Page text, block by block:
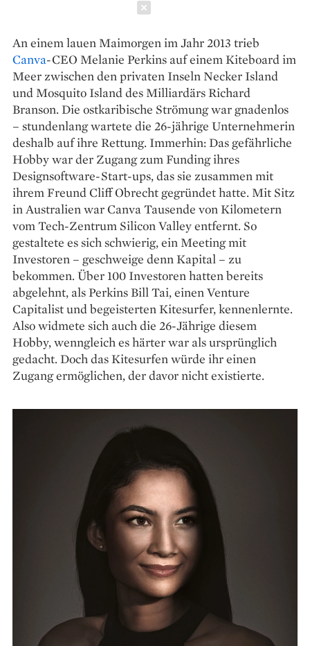
An einem lauen Maimorgen im Jahr 2013 trieb
Canva-CEO Melanie Perkins auf einem Kiteboard im
Meer zwischen den privaten Inseln Necker Island
und Mosquito Island des Milliardärs Richard
Branson. Die ostkaribische Strömung war gnadenlos
– stundenlang wartete die ­26-jährige Unternehmerin
deshalb auf ihre Rettung. Immerhin: Das gefährliche
Hobby war der Zugang zum Funding ihres
Designsoftware-Start-ups, das sie zusammen mit
ihrem Freund Cliff Obrecht gegründet hatte. Mit Sitz
in Australien war ­Canva Tausende von Kilometern
vom Tech-Zentrum ­Silicon Valley entfernt. So
gestaltete es sich schwierig, ein Meeting mit
Investoren – geschweige denn Kapital – zu
bekommen. Über 100 Investoren hatten bereits
abgelehnt, als Perkins Bill Tai, einen Venture
Capitalist und begeisterten Kitesurfer, kennenlernte.
Also widmete sich auch die 26-Jährige diesem
Hobby, wenngleich es härter war als ursprünglich
gedacht. Doch das Kitesurfen würde ihr einen
Zugang ermöglichen, der davor nicht existierte.